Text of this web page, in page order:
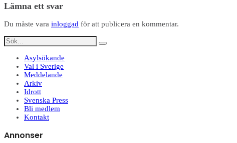
Lämna ett svar
Du måste vara inloggad för att publicera en kommentar.
Asylsökande
Val i Sverige
Meddelande
Arkiv
Idrott
Svenska Press
Bli medlem
Kontakt
Annonser